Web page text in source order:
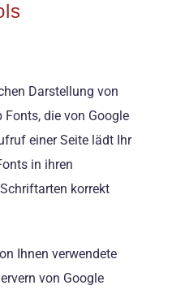
Darstellung von
die von Google
einer Seite lädt Ihr
in ihren
korrekt
Ihnen verwendete
von Google